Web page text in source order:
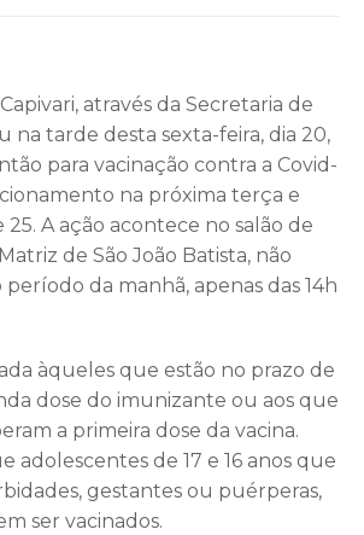
através da Secretaria de
na tarde desta sexta-feira, dia 20,
para vacinação contra a Covid-
na próxima terça e
25. A ação acontece no salão de
de São João Batista, não
da manhã, apenas das 14h
àqueles que estão no prazo de
dose do imunizante ou aos que
a primeira dose da vacina.
adolescentes de 17 e 16 anos que
gestantes ou puérperas,
ser vacinados.